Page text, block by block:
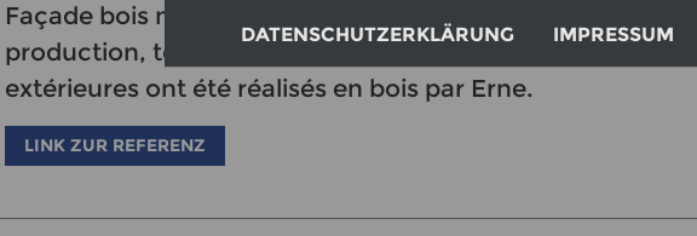
DATENSCHUTZERKLÄRUNG IMPRESSUM
Façade bois non traitée réalisée dans notre usine de
production, toutes les menuiseries intérieures et
extérieures ont été réalisés en bois par Erne.
LINK ZUR REFERENZ